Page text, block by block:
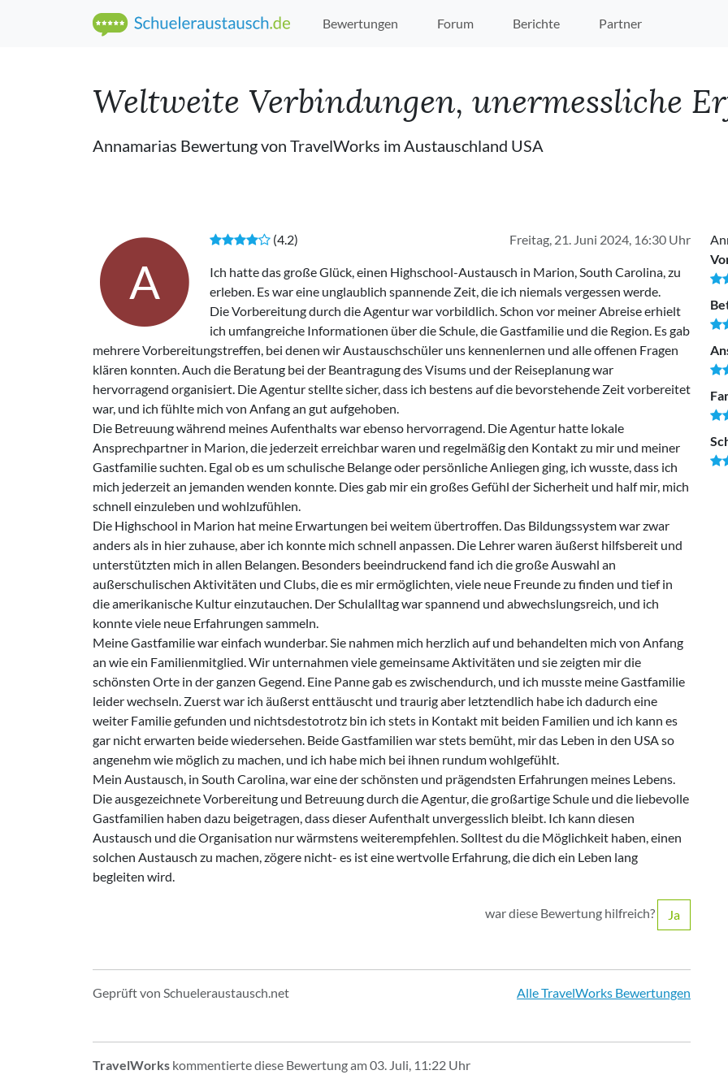
Bewertungen Forum Berichte Partner
Weltweite Verbindungen, unermessliche
Annamarias Bewertung von TravelWorks im Austauschland USA
A
Freitag, 21. Juni 2024, 16:30 Uhr
(4.2)
Ich hatte das große Glück, einen Highschool-Austausch in Marion, South Carolina, zu
erleben. Es war eine unglaublich spannende Zeit, die ich niemals vergessen werde.
Die Vorbereitung durch die Agentur war vorbildlich. Schon vor meiner Abreise erhielt
ich umfangreiche Informationen über die Schule, die Gastfamilie und die Region. Es gab
mehrere Vorbereitungstreffen, bei denen wir Austauschschüler uns kennenlernen und alle offenen Fragen
klären konnten. Auch die Beratung bei der Beantragung des Visums und der Reiseplanung war
hervorragend organisiert. Die Agentur stellte sicher, dass ich bestens auf die bevorstehende Zeit vorbereitet
war, und ich fühlte mich von Anfang an gut aufgehoben.
Die Betreuung während meines Aufenthalts war ebenso hervorragend. Die Agentur hatte lokale
Ansprechpartner in Marion, die jederzeit erreichbar waren und regelmäßig den Kontakt zu mir und meiner
Gastfamilie suchten. Egal ob es um schulische Belange oder persönliche Anliegen ging, ich wusste, dass ich
mich jederzeit an jemanden wenden konnte. Dies gab mir ein großes Gefühl der Sicherheit und half mir, mich
schnell einzuleben und wohlzufühlen.
Die Highschool in Marion hat meine Erwartungen bei weitem übertroffen. Das Bildungssystem war zwar
anders als in hier zuhause, aber ich konnte mich schnell anpassen. Die Lehrer waren äußerst hilfsbereit und
unterstützten mich in allen Belangen. Besonders beeindruckend fand ich die große Auswahl an
außerschulischen Aktivitäten und Clubs, die es mir ermöglichten, viele neue Freunde zu finden und tief in
die amerikanische Kultur einzutauchen. Der Schulalltag war spannend und abwechslungsreich, und ich
konnte viele neue Erfahrungen sammeln.
Meine Gastfamilie war einfach wunderbar. Sie nahmen mich herzlich auf und behandelten mich von Anfang
an wie ein Familienmitglied. Wir unternahmen viele gemeinsame Aktivitäten und sie zeigten mir die
schönsten Orte in der ganzen Gegend. Eine Panne gab es zwischendurch, und ich musste meine Gastfamilie
leider wechseln. Zuerst war ich äußerst enttäuscht und traurig aber letztendlich habe ich dadurch eine
weiter Familie gefunden und nichtsdestotrotz bin ich stets in Kontakt mit beiden Familien und ich kann es
gar nicht erwarten beide wiedersehen. Beide Gastfamilien war stets bemüht, mir das Leben in den USA so
angenehm wie möglich zu machen, und ich habe mich bei ihnen rundum wohlgefühlt.
Mein Austausch, in South Carolina, war eine der schönsten und prägendsten Erfahrungen meines Lebens.
Die ausgezeichnete Vorbereitung und Betreuung durch die Agentur, die großartige Schule und die liebevolle
Gastfamilien haben dazu beigetragen, dass dieser Aufenthalt unvergesslich bleibt. Ich kann diesen
Austausch und die Organisation nur wärmstens weiterempfehlen. Solltest du die Möglichkeit haben, einen
solchen Austausch zu machen, zögere nicht- es ist eine wertvolle Erfahrung, die dich ein Leben lang
begleiten wird.
war diese Bewertung hilfreich? Ja
Geprüft von Schueleraustausch.net Alle TravelWorks Bewertungen
TravelWorks kommentierte diese Bewertung am 03. Juli, 11:22 Uhr